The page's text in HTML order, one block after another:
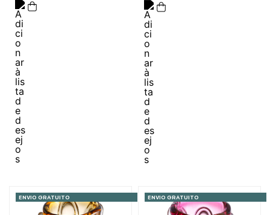
ENVIO GRATUITO ENVIO GRATUITO